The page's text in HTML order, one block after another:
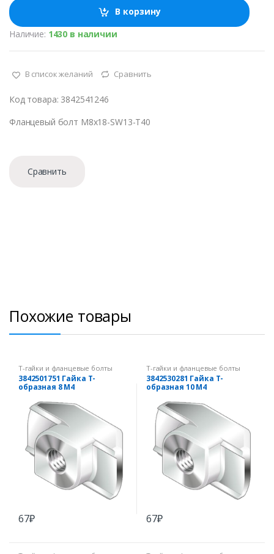
ч
е
с
т
в
В корзину
Наличие: 1430 в наличии
В список желаний Сравнить
Код товара: 3842541246
Фланцевый болт M8x18-SW13-T40
Сравнить
Похожие товары
Т-гайки и фланцевые болты
3842501751 Гайка Т-
образная 8 М4
67₽
Т-гайки и фланцевые болты
3842530281 Гайка Т-
образная 10 М4
67₽